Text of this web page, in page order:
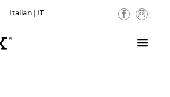
Italian | IT